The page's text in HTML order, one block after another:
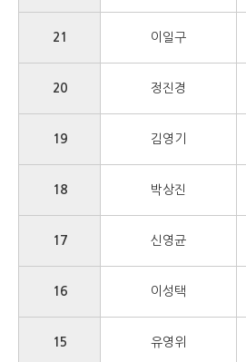
21 이일구
20 정진경
19 김영기
18 박상진
17 신영균
16 이성택
15 유영위